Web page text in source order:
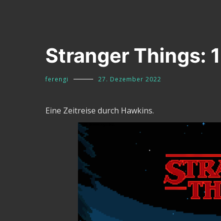
Stranger Things:
ferengi 27. Dezember 2022
Eine Zeitreise durch Hawkins.